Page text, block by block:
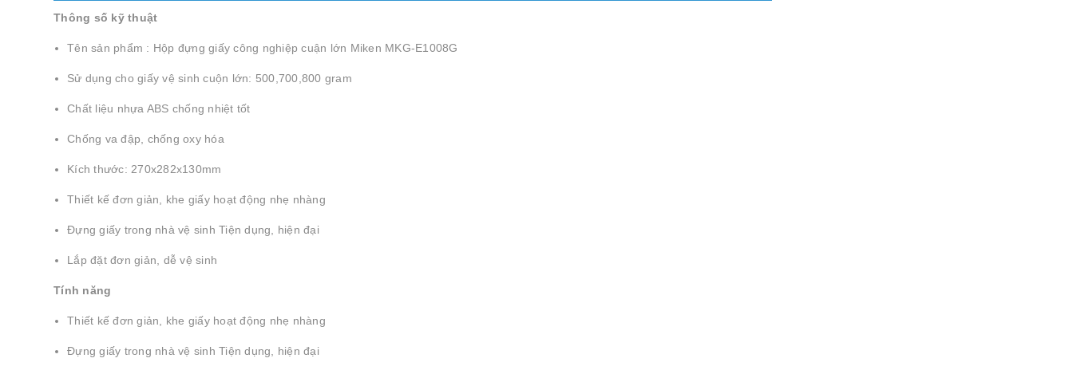
Thông số kỹ thuật
Tên sản phẩm : Hộp đựng giấy công nghiệp cuận lớn Miken MKG-E1008G
Sử dụng cho giấy vệ sinh cuộn lớn: 500,700,800 gram
Chất liệu nhựa ABS chống nhiệt tốt
Chống va đập, chống oxy hóa
Kích thước: 270x282x130mm
Thiết kế đơn giản, khe giấy hoạt động nhẹ nhàng
Đựng giấy trong nhà vệ sinh Tiện dụng, hiện đại
Lắp đặt đơn giản, dễ vệ sinh
Tính năng
Thiết kế đơn giản, khe giấy hoạt động nhẹ nhàng
Đựng giấy trong nhà vệ sinh Tiện dụng, hiện đại